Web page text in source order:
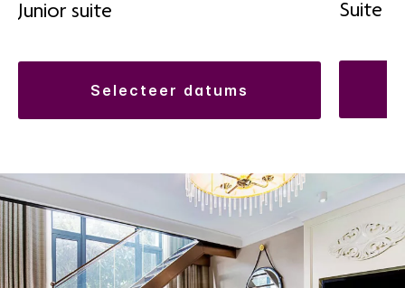
Junior suite
selecteer datums
Suite